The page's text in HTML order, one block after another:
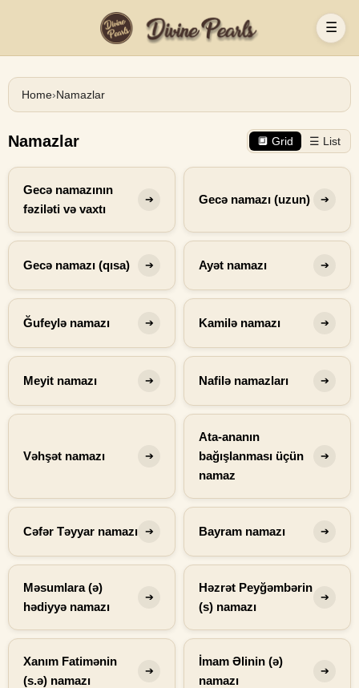
☰
Home›Namazlar
Namazlar 🔲 Grid ☰ List
Gecə namazının
fəziləti və vaxtı
➔ Gecə namazı (uzun) ➔
Gecə namazı (qısa) ➔ Ayət namazı ➔
Ğufeylə namazı ➔ Kamilə namazı ➔
Meyit namazı ➔ Nafilə namazları ➔
Vəhşət namazı ➔
Ata-ananın
bağışlanması üçün
namaz
➔
Cəfər Təyyar namazı ➔ Bayram namazı ➔
Məsumlara (ə)
hədiyyə namazı
➔
Həzrət Peyğəmbərin
(s) namazı
➔
Xanım Fatimənin
(s.ə) namazı
➔
İmam Əlinin (ə)
namazı
➔